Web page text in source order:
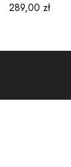
289,00 zł